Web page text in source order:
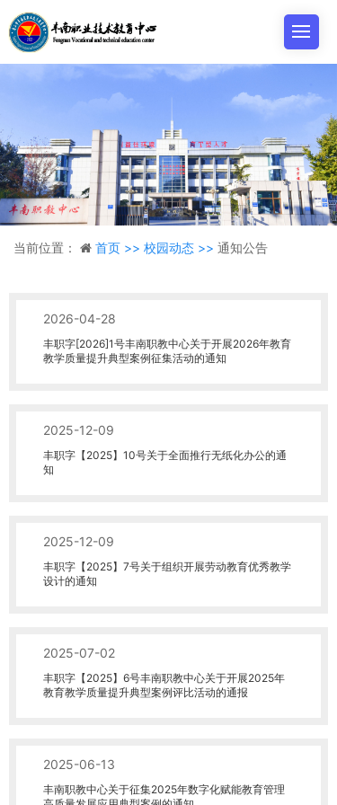
当前位置： 首页 >> 校园动态 >> 通知公告
2026-04-28
丰职字[2026]1号丰南职教中心关于开展2026年教育
教学质量提升典型案例征集活动的通知
2025-12-09
丰职字【2025】10号关于全面推行无纸化办公的通
知
2025-12-09
丰职字【2025】7号关于组织开展劳动教育优秀教学
设计的通知
2025-07-02
丰职字【2025】6号丰南职教中心关于开展2025年
教育教学质量提升典型案例评比活动的通报
2025-06-13
丰南职教中心关于征集2025年数字化赋能教育管理